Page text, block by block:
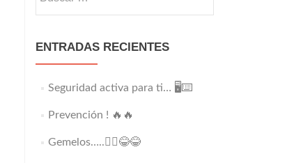
ENTRADAS RECIENTES
Seguridad activa para ti… 🖥️⌨️
Prevención ! 🔥🔥
Gemelos…..👯‍♂️😂😂